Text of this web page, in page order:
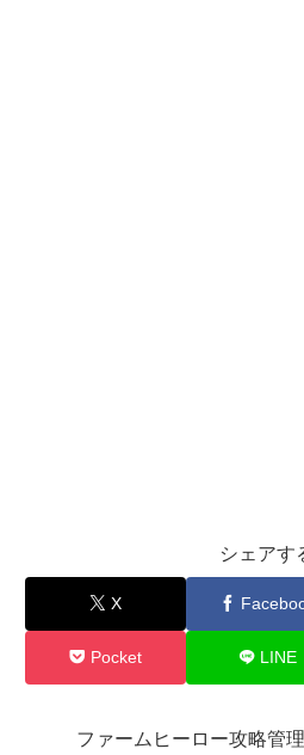
シェアす
X
Pocket LINE
ファームヒーロー攻略管